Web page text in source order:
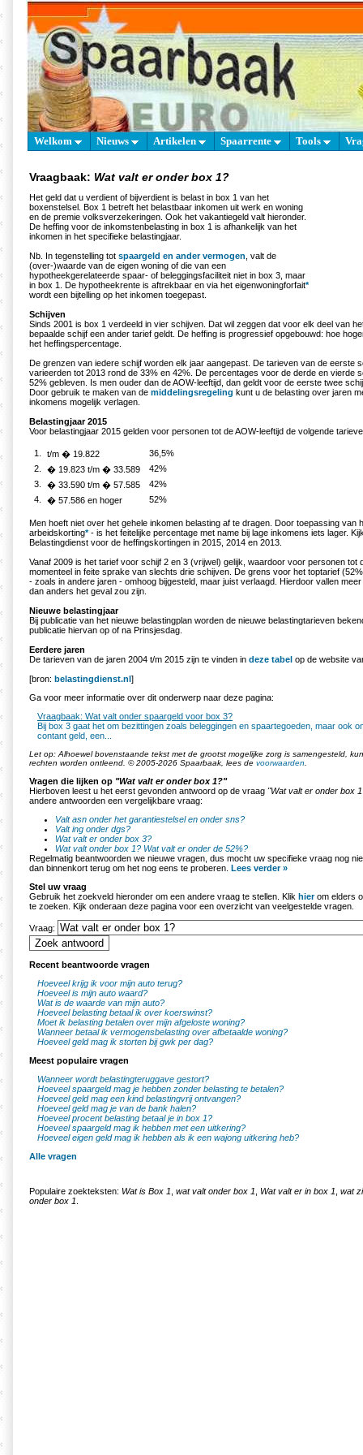
Welkom Nieuws Artikelen Spaarrente Tools
Vraagbaak: Wat valt er onder box 1?
Het geld dat u verdient of bijverdient is belast in box 1 van het
boxenstelsel. Box 1 betreft het belastbaar inkomen uit werk en woning
en de premie volksverzekeringen. Ook het vakantiegeld valt hieronder.
De heffing voor de inkomstenbelasting in box 1 is afhankelijk van het
inkomen in het specifieke belastingjaar.
Nb. In tegenstelling tot spaargeld en ander vermogen , valt de
(over-)waarde van de eigen woning of die van een
hypotheekgerelateerde spaar- of beleggingsfaciliteit niet in box 3, maar
in box 1. De hypotheekrente is aftrekbaar en via het eigenwoningforfait*
wordt een bijtelling op het inkomen toegepast.
Schijven
Sinds 2001 is box 1 verdeeld in vier schijven. Dat wil zeggen dat voor elk deel van
bepaalde schijf een ander tarief geldt. De heffing is progressief opgebouwd: hoe
het heffingspercentage.
De grenzen van iedere schijf worden elk jaar aangepast. De tarieven van de eerste
varieerden tot 2013 rond de 33% en 42%. De percentages voor de derde en vierde
52% gebleven. Is men ouder dan de AOW-leeftijd, dan geldt voor de eerste twee
Door gebruik te maken van de middelingsregeling kunt u de belasting over jaren
inkomens mogelijk verlagen.
Belastingjaar 2015
Voor belastingjaar 2015 gelden voor personen tot de AOW-leeftijd de volgende
1. t/m � 19.822
36,5%
2.
� 19.823 t/m � 33.589
42%
3.
� 33.590 t/m � 57.585
42%
4.
� 57.586 en hoger 52%
Men hoeft niet over het gehele inkomen belasting af te dragen. Door toepassing van
arbeidskorting*- is het feitelijke percentage met name bij lage inkomens iets lager.
Belastingdienst voor de heffingskortingen in 2015, 2014 en 2013.
Vanaf 2009 is het tarief voor schijf 2 en 3 (vrijwel) gelijk, waardoor voor personen tot
momenteel in feite sprake van slechts drie schijven. De grens voor het toptarief
- zoals in andere jaren - omhoog bijgesteld, maar juist verlaagd. Hierdoor vallen
dan anders het geval zou zijn.
Nieuwe belastingjaar
Bij publicatie van het nieuwe belastingplan worden de nieuwe belastingtarieven
publicatie hiervan op of na Prinsjesdag.
Eerdere jaren
De tarieven van de jaren 2004 t/m 2015 zijn te vinden in deze tabel op de website
[bron: belastingdienst.nl]
Ga voor meer informatie over dit onderwerp naar deze pagina:
Vraagbaak: Wat valt onder spaargeld voor box 3?
Bij box 3 gaat het om bezittingen zoals beleggingen en spaartegoeden, maar ook
contant geld, een...
Let op: Alhoewel bovenstaande tekst met de grootst mogelijke zorg is samengesteld,
rechten worden ontleend. © 2005-2026 Spaarbaak, lees de voorwaarden
Vragen die lijken op "Wat valt er onder box 1?"
Hierboven leest u het eerst gevonden antwoord op de vraag "Wat valt er onder box
andere antwoorden een vergelijkbare vraag:
Valt asn onder het garantiestelsel en onder sns?
Valt ing onder dgs?
Wat valt er onder box 3?
Wat valt onder box 1? Wat valt er onder de 52%?
Regelmatig beantwoorden we nieuwe vragen, dus mocht uw specifieke vraag nog
dan binnenkort terug om het nog eens te proberen. Lees verder »
Stel uw vraag
Gebruik het zoekveld hieronder om een andere vraag te stellen. Klik hierom elders
te zoeken. Kijk onderaan deze pagina voor een overzicht van veelgestelde vragen.
Vraag:
Recent beantwoorde vragen
Hoeveel krijg ik voor mijn auto terug?
Hoeveel is mijn auto waard?
Wat is de waarde van mijn auto?
Hoeveel belasting betaal ik over koerswinst?
Moet ik belasting betalen over mijn afgeloste woning?
Wanneer betaal ik vermogensbelasting over afbetaalde woning?
Hoeveel geld mag ik storten bij gwk per dag?
Meest populaire vragen
Wanneer wordt belastingteruggave gestort?
Hoeveel spaargeld mag je hebben zonder belasting te betalen?
Hoeveel geld mag een kind belastingvrij ontvangen?
Hoeveel geld mag je van de bank halen?
Hoeveel procent belasting betaal je in box 1?
Hoeveel spaargeld mag ik hebben met een uitkering?
Hoeveel eigen geld mag ik hebben als ik een wajong uitkering heb?
Alle vragen
Populaire zoekteksten: Wat is Box 1 wat valt onder box 1 Wat valt er in box 1 wat
onder box 1